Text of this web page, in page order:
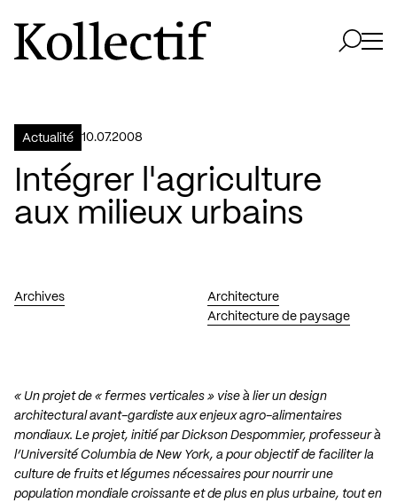
Aller à la page d'accueil
Logo Kollectif
Actualité 10.07.2008
Intégrer l'agriculture
aux milieux urbains
Archives
Architecture
Architecture de paysage
« Un projet de « fermes verticales » vise à lier un design
architectural avant-gardiste aux enjeux agro-alimentaires
mondiaux. Le projet, initié par Dickson Despommier, professeur à
l’Université Columbia de New York, a pour objectif de faciliter la
culture de fruits et légumes nécessaires pour nourrir une
population mondiale croissante et de plus en plus urbaine, tout en